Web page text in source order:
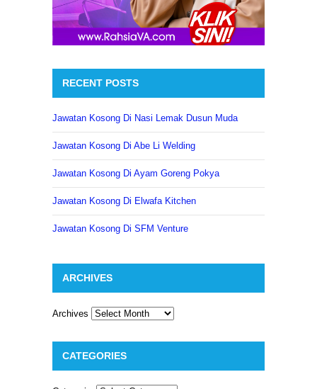
RECENT POSTS
Jawatan Kosong Di Nasi Lemak Dusun Muda
Jawatan Kosong Di Abe Li Welding
Jawatan Kosong Di Ayam Goreng Pokya
Jawatan Kosong Di Elwafa Kitchen
Jawatan Kosong Di SFM Venture
ARCHIVES
Archives
CATEGORIES